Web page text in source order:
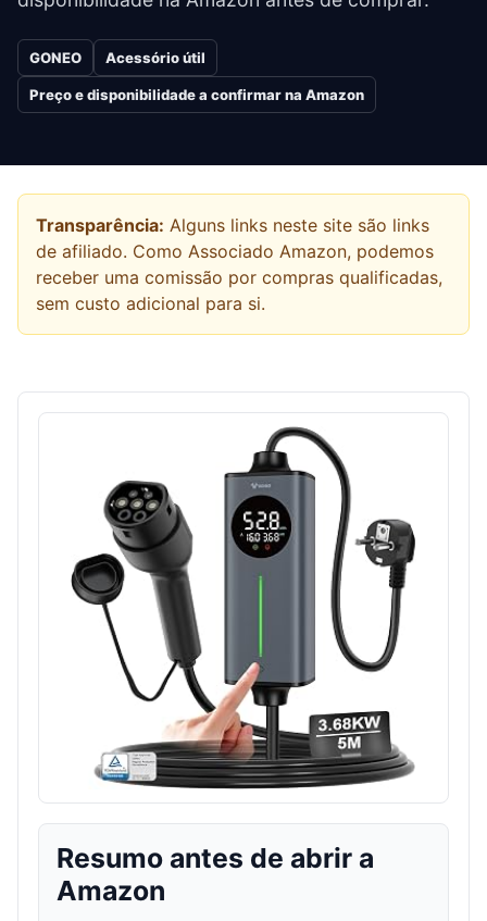
GONEO Acessório útil
Preço e disponibilidade a confirmar na Amazon
Transparência: Alguns links neste site são links
de afiliado. Como Associado Amazon, podemos
receber uma comissão por compras qualificadas,
sem custo adicional para si.
Resumo antes de abrir a
Amazon